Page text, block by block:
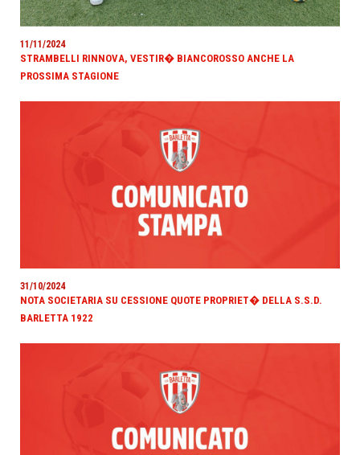
11/11/2024
STRAMBELLI RINNOVA, VESTIR� BIANCOROSSO ANCHE LA
PROSSIMA STAGIONE
31/10/2024
NOTA SOCIETARIA SU CESSIONE QUOTE PROPRIET� DELLA S.S.D.
BARLETTA 1922